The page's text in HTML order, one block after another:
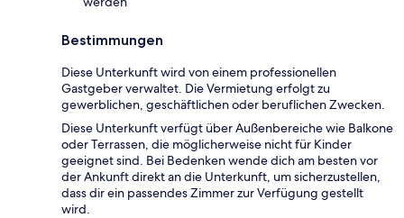
Bestimmungen
Diese Unterkunft wird von einem professionellen
Gastgeber verwaltet. Die Vermietung erfolgt zu
gewerblichen, geschäftlichen oder beruflichen Zwecken.
Diese Unterkunft verfügt über Außenbereiche wie Balkone
oder Terrassen, die möglicherweise nicht für Kinder
geeignet sind. Bei Bedenken wende dich am besten vor
der Ankunft direkt an die Unterkunft, um sicherzustellen,
dass dir ein passendes Zimmer zur Verfügung gestellt
wird.